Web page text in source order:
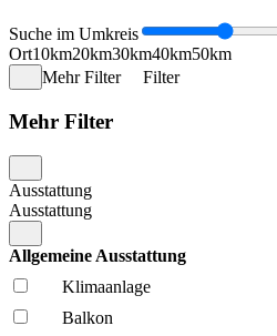
Suche im Umkreis
Ort10km20km30km40km50km
Mehr Filter
Filter
Mehr Filter
Ausstattung
Ausstattung
Allgemeine Ausstattung
Klima­anlage
Balkon